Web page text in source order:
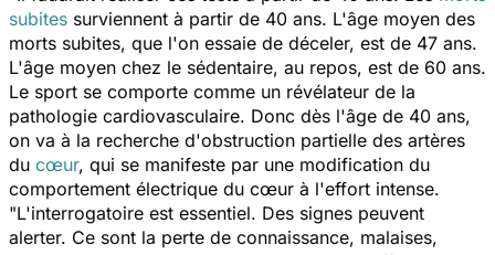
subites surviennent à partir de 40 ans. L'âge moyen des
morts subites, que l'on essaie de déceler, est de 47 ans.
L'âge moyen chez le sédentaire, au repos, est de 60 ans.
Le sport se comporte comme un révélateur de la
pathologie cardiovasculaire. Donc dès l'âge de 40 ans,
on va à la recherche d'obstruction partielle des artères
du cœur, qui se manifeste par une modification du
comportement électrique du cœur à l'effort intense.
"L'interrogatoire est essentiel. Des signes peuvent
alerter. Ce sont la perte de connaissance, malaises,